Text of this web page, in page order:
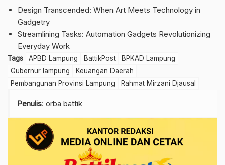
Design Transcended: When Art Meets Technology in
Gadgetry
Streamlining Tasks: Automation Gadgets Revolutionizing
Everyday Work
Tags APBD Lampung BattikPost
BPKAD Lampung
Gubernur lampung
Keuangan Daerah
Pembangunan Provinsi Lampung
Rahmat Mirzani Djausal
Penulis: orba battik